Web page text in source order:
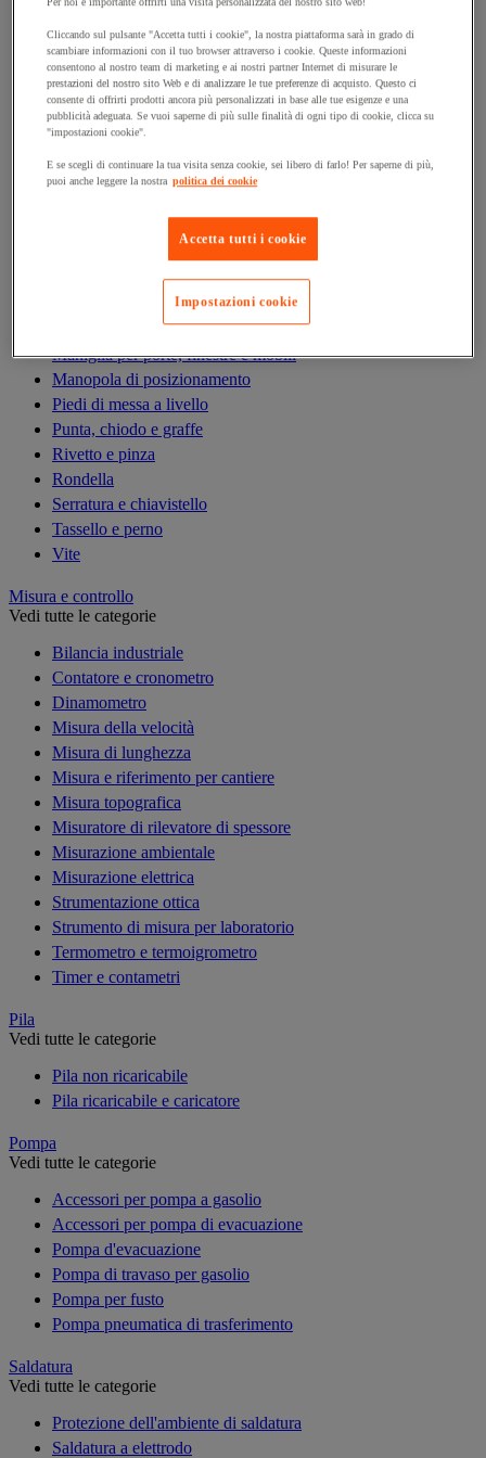
Antivibrazioni
Asta filettata
Boccola, inserto, molla e filetto riportato
Bullone
Calamita di fissaggio
Cardine, cerniera e bandella
Cerniera
Fascetta di serraggio
Ferramenta per l'arredamento
Giunto e clip circolare
Guarnizione per porte, finestre e cancelli
Maniglia per porte, finestre e mobili
Manopola di posizionamento
Piedi di messa a livello
Punta, chiodo e graffe
Rivetto e pinza
Rondella
Serratura e chiavistello
Tassello e perno
Vite
Misura e controllo
Vedi tutte le categorie
Bilancia industriale
Contatore e cronometro
Dinamometro
Misura della velocità
Misura di lunghezza
Misura e riferimento per cantiere
Misura topografica
Misuratore di rilevatore di spessore
Misurazione ambientale
Misurazione elettrica
Strumentazione ottica
Strumento di misura per laboratorio
Termometro e termoigrometro
Timer e contametri
Pila
Vedi tutte le categorie
Pila non ricaricabile
Pila ricaricabile e caricatore
Pompa
Vedi tutte le categorie
Accessori per pompa a gasolio
Accessori per pompa di evacuazione
Pompa d'evacuazione
Pompa di travaso per gasolio
Pompa per fusto
Pompa pneumatica di trasferimento
Saldatura
Vedi tutte le categorie
Protezione dell'ambiente di saldatura
Saldatura a elettrodo
Cliccando sul pulsante "Accetta tutti i cookie", la nostra piattaforma sarà in grado di
scambiare informazioni con il tuo browser attraverso i cookie. Queste informazioni
consentono al nostro team di marketing e ai nostri partner Internet di misurare le
prestazioni del nostro sito Web e di analizzare le tue preferenze di acquisto. Questo ci
consente di offrirti prodotti ancora più personalizzati in base alle tue esigenze e una
pubblicità adeguata. Se vuoi saperne di più sulle finalità di ogni tipo di cookie, clicca su
"impostazioni cookie".
E se scegli di continuare la tua visita senza cookie, sei libero di farlo! Per saperne di più,
puoi anche leggere la nostra politica dei cookie
Accetta tutti i cookie
Impostazioni cookie